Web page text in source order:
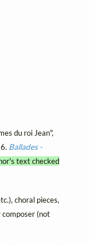
du roi Jean",
Ballades -
text checked
choral pieces,
(not